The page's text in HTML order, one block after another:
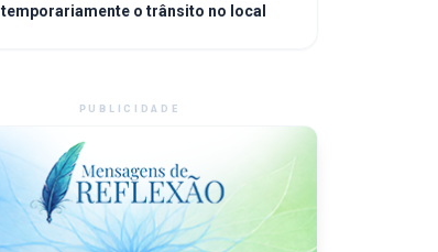
temporariamente o trânsito no local
PUBLICIDADE